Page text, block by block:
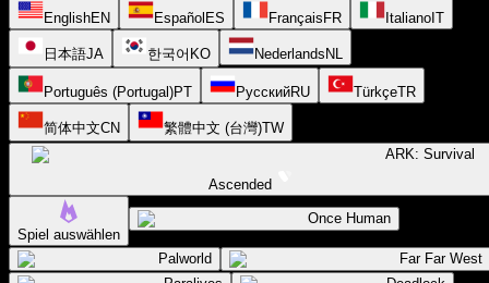
EnglishEN Español ES Français FR Italiano IT
日本語JA 한국어 KO Nederlands NL
Português (Portugal)PT РусскийRU TürkçeTR
简体中文CN 繁體中文 (台灣)TW
ARK: Survival
Ascended
Spiel auswählen
Once Human
Palworld
Far Far West